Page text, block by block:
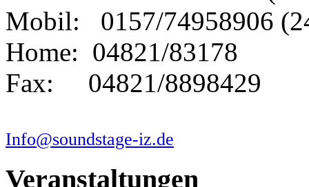
Mobil: 0157/74958906
Home: 04821/83178
Fax: 04821/8898429
Info@soundstage-iz.de
Veranstaltungen